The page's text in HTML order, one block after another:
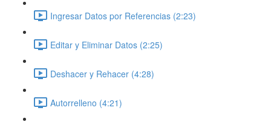
Ingresar Datos por Referencias (2:23)
Editar y Eliminar Datos (2:25)
Deshacer y Rehacer (4:28)
Autorrelleno (4:21)